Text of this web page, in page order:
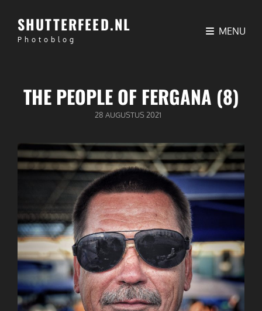
SHUTTERFEED.NL
Photoblog
MENU
THE PEOPLE OF FERGANA (8)
GEPUBLICEERD
28 AUGUSTUS 2021